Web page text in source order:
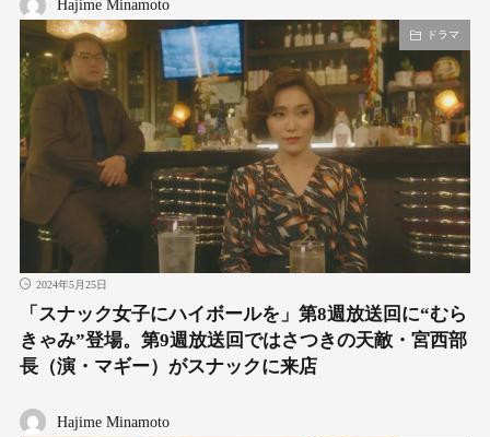
Hajime Minamoto
ドラマ
2024年5月25日
「スナック女子にハイボールを」第8週放送回に“むら
きゃみ”登場。第9週放送回ではさつきの天敵・宮西部
長（演・マギー）がスナックに来店
Hajime Minamoto